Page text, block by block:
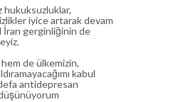
hukuksuzluklar,
iyice artarak devam
İran gerginliğinin de
de ülkemizin,
kabul
antidepresan